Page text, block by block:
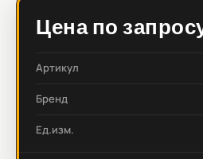
Цена по
Артикул
Бренд
Ед.изм.